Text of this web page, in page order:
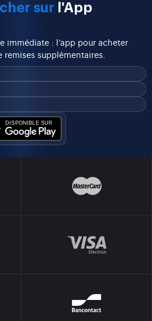
sur l'App
immédiate : l’app pour acheter
supplémentaires.